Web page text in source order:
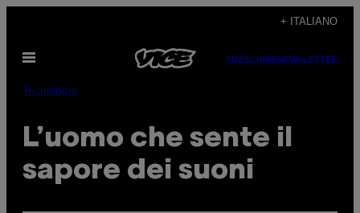
contenuto
+ ITALIANO
Apri
SUBSCRIBENEWSLETTER
Tecnología
L’uomo che sente il
sapore dei suoni